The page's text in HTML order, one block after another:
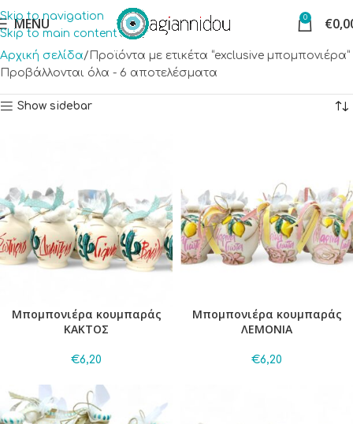
Skip to navigation
Skip to main content
MENU 0 €
Αρχική σελίδα
Προϊόντα με ετικέτα “exclusive μπομπονιέρα”
Προβάλλονται όλα - 6 αποτελέσματα
Show sidebar
Μπομπονιέρα κουμπαράς
ΚΑΚΤΟΣ
€6,20
Μπομπονιέρα κουμπαράς
ΛΕΜΟΝΙΑ
€6,20